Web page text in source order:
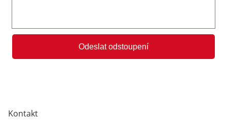
Odeslat odstoupení
Kontakt